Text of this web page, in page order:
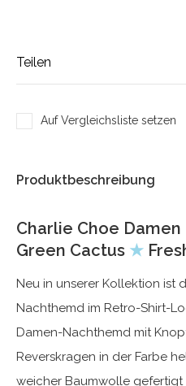
Teilen
Auf Vergleichsliste setzen
Produktbeschreibung
Charlie Choe
Green Cactus ★
Neu in unserer Kollektion ist
Nachthemd im Retro-Shirt-
Damen-Nachthemd mit
Reverskragen in der Farbe
weicher Baumwolle gefertigt